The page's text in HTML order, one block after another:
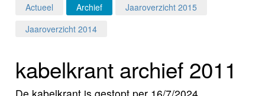
Programma's
Actueel Archief
Jaaroverzicht 2015
Jaaroverzicht 2014
kabelkrant archief 2011